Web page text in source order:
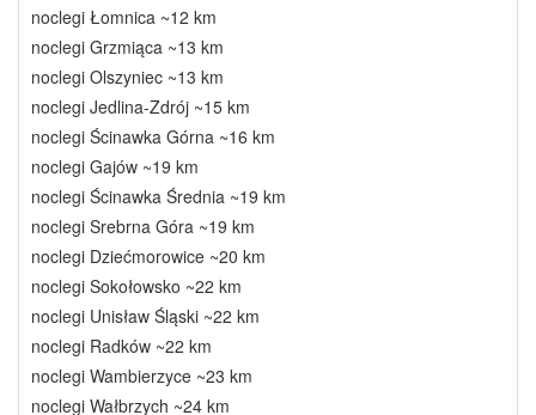
noclegi Łomnica ~12 km
noclegi Grzmiąca ~13 km
noclegi Olszyniec ~13 km
noclegi Jedlina-Zdrój ~15 km
noclegi Ścinawka Górna ~16 km
noclegi Gajów ~19 km
noclegi Ścinawka Średnia ~19 km
noclegi Srebrna Góra ~19 km
noclegi Dziećmorowice ~20 km
noclegi Sokołowsko ~22 km
noclegi Unisław Śląski ~22 km
noclegi Radków ~22 km
noclegi Wambierzyce ~23 km
noclegi Wałbrzych ~24 km